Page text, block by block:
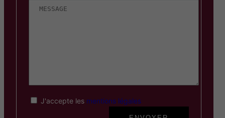
J'accepte les mentions légales